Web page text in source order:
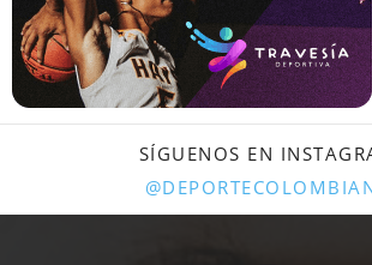
SÍGUENOS EN